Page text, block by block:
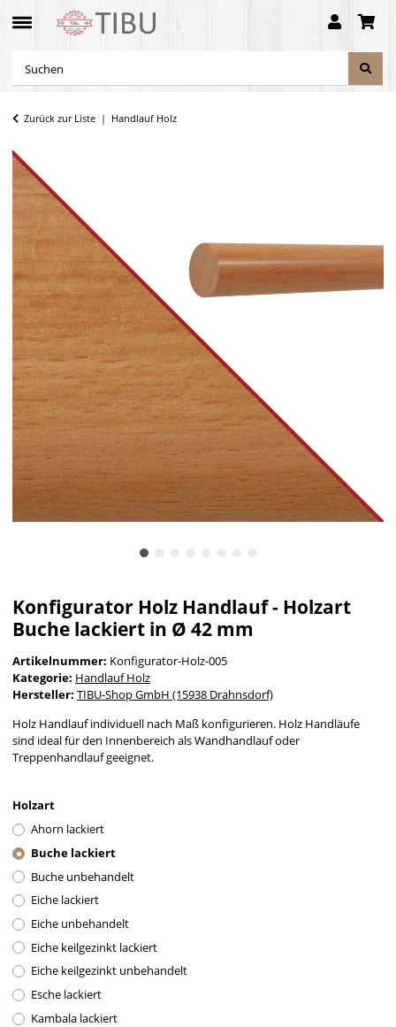
Zurück zur Liste Handlauf Holz
Konfigurator Holz Handlauf - Holzart
Buche lackiert in Ø 42 mm
Artikelnummer: Konfigurator-Holz-005
Kategorie: Handlauf Holz
Hersteller: TIBU-Shop GmbH (15938 Drahnsdorf)
Holz Handlauf individuell nach Maß konfigurieren. Holz Handläufe
sind ideal für den Innenbereich als Wandhandlauf oder
Treppenhandlauf geeignet.
Holzart
Ahorn lackiert
Buche lackiert
Buche unbehandelt
Eiche lackiert
Eiche unbehandelt
Eiche keilgezinkt lackiert
Eiche keilgezinkt unbehandelt
Esche lackiert
Kambala lackiert